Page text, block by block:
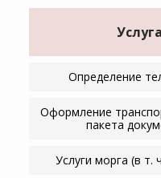
Услуга
Определение
Оформление
пакета
Услуги морга (в т.